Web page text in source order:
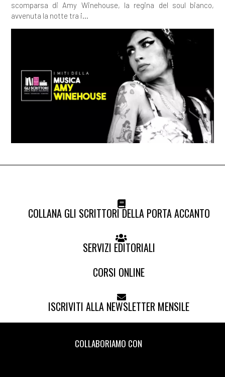
scomparsa di Amy Winehouse, la regina del soul bianco,
avvenuta la notte tra i...
COLLANA GLI SCRITTORI DELLA PORTA ACCANTO
SERVIZI EDITORIALI
CORSI ONLINE
ISCRIVITI ALLA NEWSLETTER MENSILE
COLLABORIAMO CON